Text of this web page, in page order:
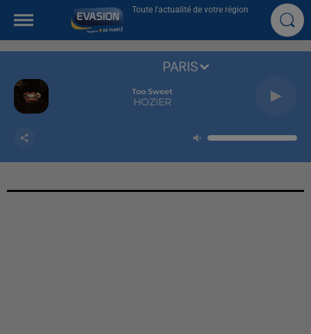
Toute l'actualité de votre région
Too Sweet
HOZIER
PARIS